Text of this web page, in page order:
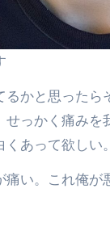
るかと思ったら
せっかく痛みを
あって欲しい。
痛い。これ俺が